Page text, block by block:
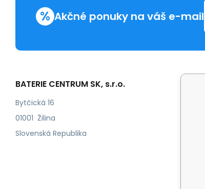
% Akčné ponuky na váš e-mail
BATERIE CENTRUM SK, s.r.o.
Bytčická 16
01001 Žilina
Slovenská Republika